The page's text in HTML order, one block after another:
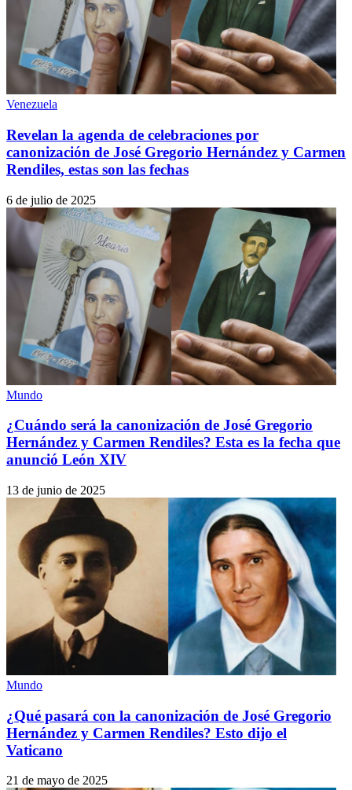
Venezuela
Revelan la agenda de celebraciones por
canonización de José Gregorio Hernández y Carmen
Rendiles, estas son las fechas
6 de julio de 2025
Mundo
¿Cuándo será la canonización de José Gregorio
Hernández y Carmen Rendiles? Esta es la fecha que
anunció León XIV
13 de junio de 2025
Mundo
¿Qué pasará con la canonización de José Gregorio
Hernández y Carmen Rendiles? Esto dijo el
Vaticano
21 de mayo de 2025